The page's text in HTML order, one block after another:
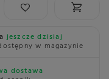
jeszcze dzisiaj
w magazynie
dostawa